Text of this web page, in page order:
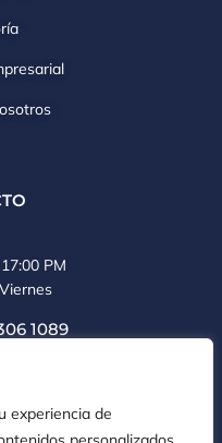
experiencia de
PM
1089
774